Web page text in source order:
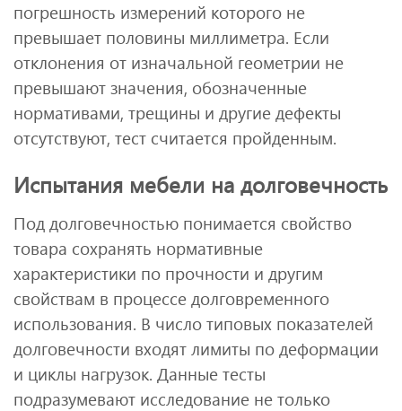
погрешность измерений которого не
превышает половины миллиметра. Если
отклонения от изначальной геометрии не
превышают значения, обозначенные
нормативами, трещины и другие дефекты
отсутствуют, тест считается пройденным.
Испытания мебели на долговечность
Под долговечностью понимается свойство
товара сохранять нормативные
характеристики по прочности и другим
свойствам в процессе долговременного
использования. В число типовых показателей
долговечности входят лимиты по деформации
и циклы нагрузок. Данные тесты
подразумевают исследование не только